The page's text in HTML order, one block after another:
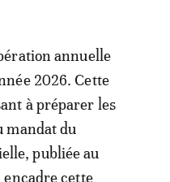
annuelle
2026. Cette
à préparer les
mandat du
publiée au
cette